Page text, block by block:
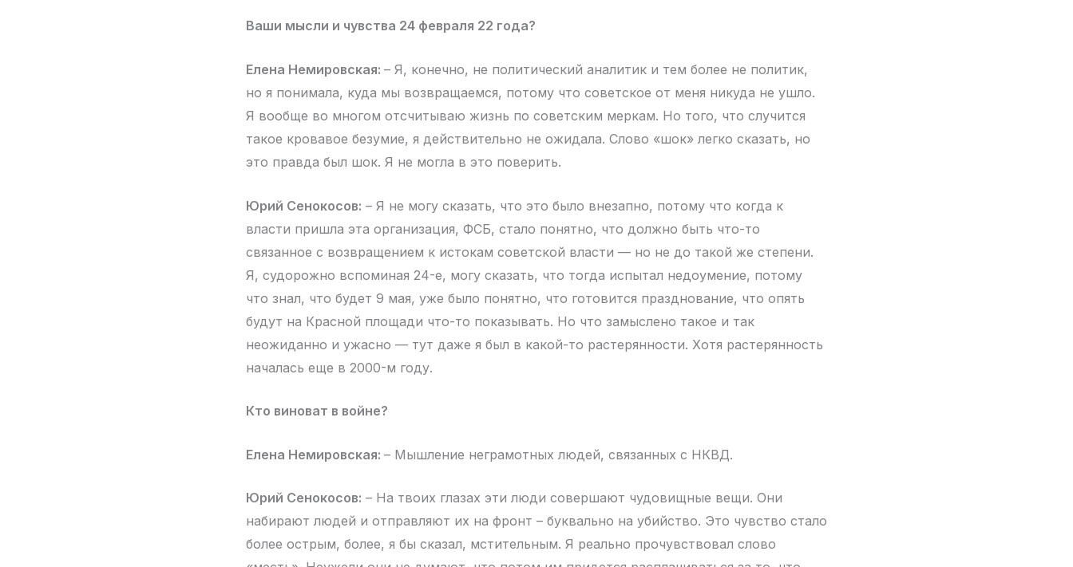
Ваши мысли и чувства 24 февраля 22 года?
Елена Немировская: – Я, конечно, не политический аналитик и тем более не политик,
но я понимала, куда мы возвращаемся, потому что советское от меня никуда не ушло.
Я вообще во многом отсчитываю жизнь по советским меркам. Но того, что случится
такое кровавое безумие, я действительно не ожидала. Слово «шок» легко сказать, но
это правда был шок. Я не могла в это поверить.
Юрий Сенокосов: – Я не могу сказать, что это было внезапно, потому что когда к
власти пришла эта организация, ФСБ, стало понятно, что должно быть что-то
связанное с возвращением к истокам советской власти — но не до такой же степени.
Я, судорожно вспоминая 24-е, могу сказать, что тогда испытал недоумение, потому
что знал, что будет 9 мая, уже было понятно, что готовится празднование, что опять
будут на Красной площади что-то показывать. Но что замыслено такое и так
неожиданно и ужасно — тут даже я был в какой-то растерянности. Хотя растерянность
началась еще в 2000-м году.
Кто виноват в войне?
Елена Немировская: – Мышление неграмотных людей, связанных с НКВД.
Юрий Сенокосов: – На твоих глазах эти люди совершают чудовищные вещи. Они
набирают людей и отправляют их на фронт – буквально на убийство. Это чувство стало
более острым, более, я бы сказал, мстительным. Я реально прочувствовал слово